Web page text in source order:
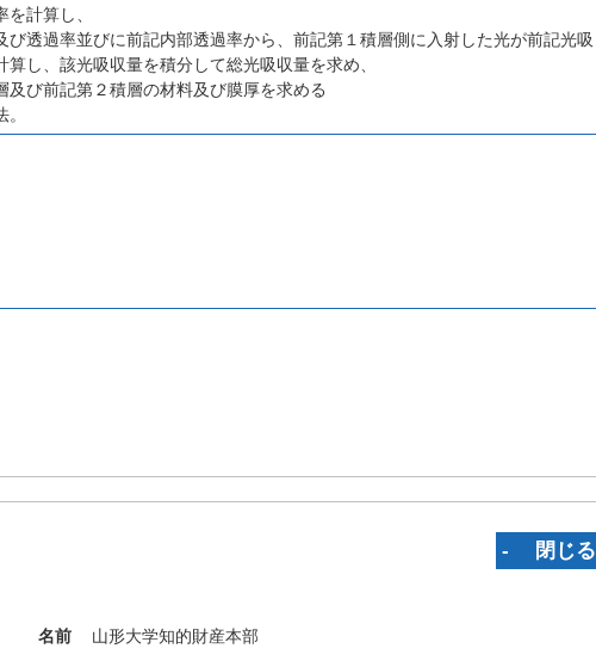
計算し、
透過率並びに前記内部透過率から、前記第１積層側に入射した光が前記光吸
し、該光吸収量を積分して総光吸収量を求め、
び前記第２積層の材料及び膜厚を求める
‐ 閉じる
名前 山形大学知的財産本部